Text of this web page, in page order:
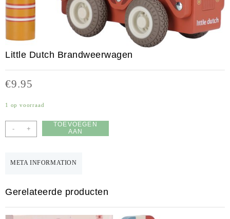
Little Dutch Brandweerwagen
€9.95
1 op voorraad
- +
TOEVOEGEN
AAN
WINKELWAGEN
META INFORMATION
Gerelateerde producten